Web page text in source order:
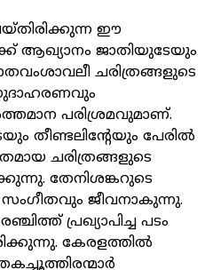
ഈ
ആഖ്യാനം ജാതിയുടേയും
ചരിത്രങ്ങളുടെ
പരിശ്രമവുമാണ്.
തീണ്ടലിന്റേയും പേരില്‍
ചരിത്രങ്ങളുടെ
തേനിശങ്കറുടെ
ജീവനാകുന്നു.
പ്രഖ്യാപിച്ച പടം
കേരളത്തില്‍